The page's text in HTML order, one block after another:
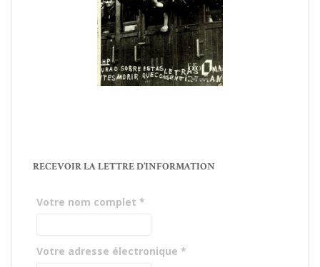
RECEVOIR LA LETTRE D’INFORMATION
Votre nom complet *
Votre adresse électronique *